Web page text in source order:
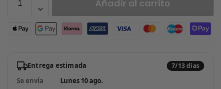
Añadir al carrito
Entrega estimada 7/13 días
Se envía
Lunes 10 ago.